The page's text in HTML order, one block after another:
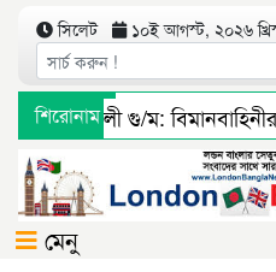
সিলেট ১০ই আগস্ট, ২০২৬
শিরোনাম
ইলিয়াস আলী গু/ম: বিমানবাহিনীর
বুরুঙ্গা ইউনিয়ন ফাউন্ডেশন
মেনু